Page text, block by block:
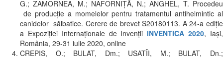
G.; ZAMORNEA, M.; NAFORNIȚĂ, N.; ANGHEL, T. Procedeu
de producție a momelelor pentru tratamentul antihelmintic al
canidelor sălbatice. Cerere de brevet S20180113. A 24-a ediție
a Expoziției Internaționale de InvențiiINVENTICA 2020, Iași,
România, 29-31 iulie 2020, online
CREPIS, O.; BULAT, Dm.; USATÎI, M.; BULAT, Dn.;